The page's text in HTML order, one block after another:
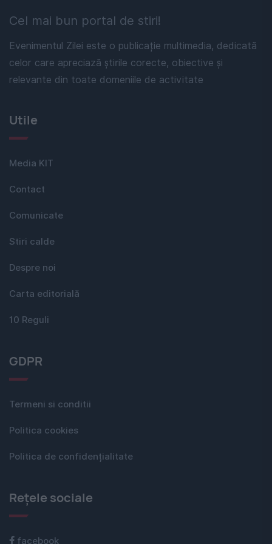
Cel mai bun portal de stiri!
Evenimentul Zilei este o publicație multimedia, dedicată
celor care apreciază știrile corecte, obiective și
relevante din toate domeniile de activitate
Utile
Media KIT
Contact
Comunicate
Stiri calde
Despre noi
Carta editorială
10 Reguli
GDPR
Termeni si conditii
Politica cookies
Politica de confidențialitate
Rețele sociale
facebook